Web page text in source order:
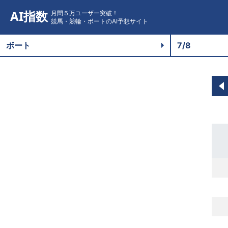
AI指数 月間５万ユーザー突破！
競馬・競輪・ボートのAI予想サイト